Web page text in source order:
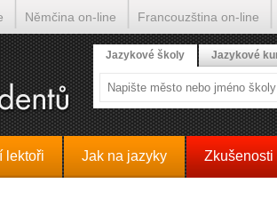
lektoři Jak na jazyky Zkušenosti
Jazykové školy Jazykové
Němčina on-line Francouzština on-line